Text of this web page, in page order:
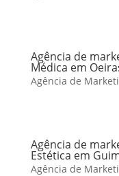
Agência de
Médica em
Agência de
Agência de
Estética em
Agência de